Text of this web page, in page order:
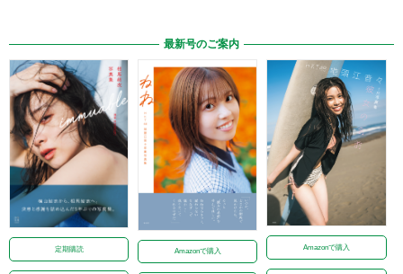
最新号のご案内
定期購読 Amazonで購入
Amazonで購入